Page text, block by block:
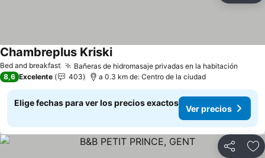
Bed and breakfast Bañeras de hidromasaje privadas en la habitación
Chambreplus Kriski
8,6 Excelente 403 a 0.3 km de: Centro de la ciudad
Elige fechas para ver los precios exactos
Ver precios
Compartir